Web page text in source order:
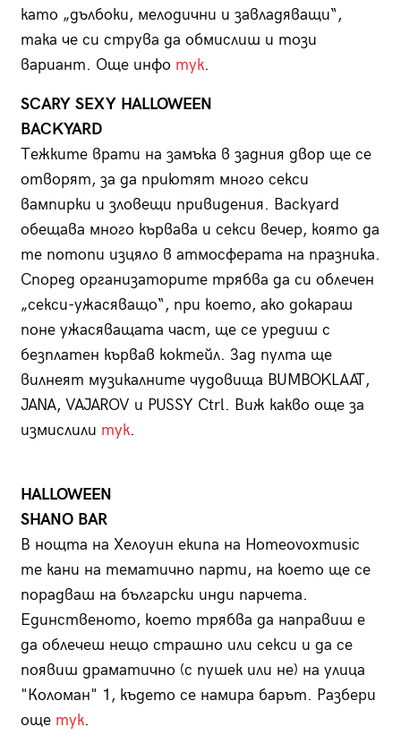
като „дълбоки, мелодични и завладяващи“,
така че си струва да обмислиш и този
вариант. Още инфо тук.
SCARY SEXY HALLOWEEN
BACKYARD
Тежките врати на замъка в задния двор ще се
отворят, за да приютят много секси
вампирки и зловещи привидения. Backyard
обещава много кървава и секси вечер, която да
те потопи изцяло в атмосферата на празника.
Според организаторите трябва да си облечен
„секси-ужасяващо“, при което, ако докараш
поне ужасяващата част, ще се уредиш с
безплатен кървав коктейл. Зад пулта ще
вилнеят музикалните чудовища BUMBOKLAAT,
JANA, VAJAROV и PUSSY Ctrl. Виж какво още за
измислили тук.
HALLOWEEN
SHANO BAR
В нощта на Хелоуин екипа на Homeovoxmusic
те кани на тематично парти, на което ще се
порадваш на български инди парчета.
Единственото, което трябва да направиш е
да облечеш нещо страшно или секси и да се
появиш драматично (с пушек или не) на улица
"Коломан" 1, където се намира барът. Разбери
още тук.